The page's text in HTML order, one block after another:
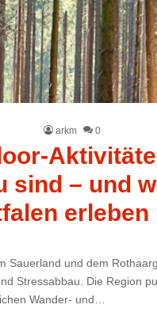
arkm 0
sind – und
erleben
Sauerland und dem
Stressabbau. Die Region
Wander- und…